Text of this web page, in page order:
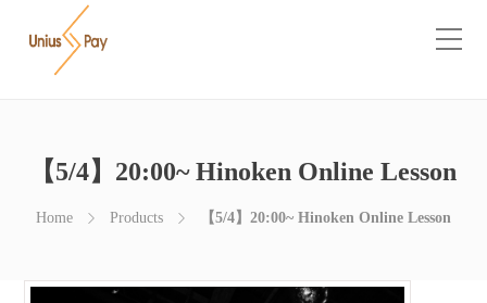
【5/4】20:00~ Hinoken Online Lesson
Home Products 【5/4】20:00~ Hinoken Online Lesson